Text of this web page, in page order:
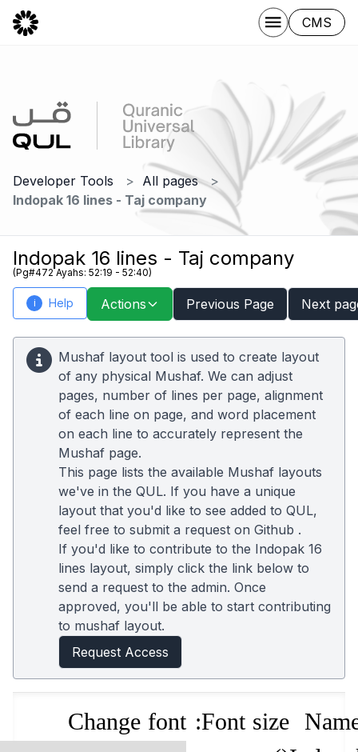
CMS
Developer Tools
All pages
Indopak 16 lines - Taj company
Indopak 16 lines - Taj company
(Pg#472 Ayahs: 52:19 - 52:40)
i Help Actions Previous Page Next
Mushaf layout tool is used to create layout
of any physical Mushaf. We can adjust
pages, number of lines per page, alignment
of each line on page, and word placement
on each line to accurately represent the
Mushaf page.
This page lists the available Mushaf layouts
we've in the QUL. If you have a unique
layout that you'd like to see added to QUL,
feel free to submit a request on Github .
If you'd like to contribute to the Indopak 16
lines layout, simply click the link below to
send a request to the admin. Once
approved, you'll be able to start contributing
to mushaf layout.
Request Access
Font size:
Change font